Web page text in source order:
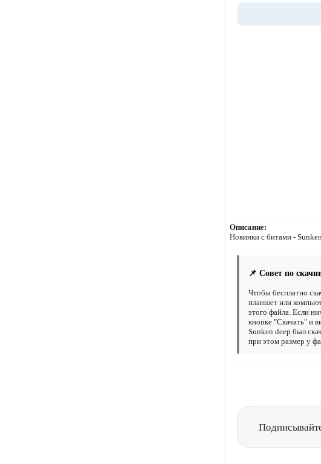
Описание:
Новинки с битами -
📌 Совет по
Чтобы бесплатно
планшет или
этого файла. Если
кнопке "Скачать" и
Sunken deep был
при этом размер у